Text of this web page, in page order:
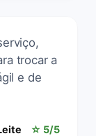
trocar a
e de
☆ 5/5